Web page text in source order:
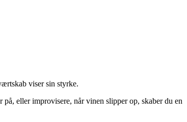
viser sin styrke.
eller improvisere, når vinen slipper op, skaber du en